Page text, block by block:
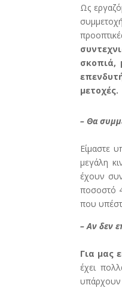
Ως
σκοπιά,
μετοχές.
– Θα
Είμαστε
μεγάλη
έχουν
ποσοστό
που
– Αν δεν
Για μας
έχει